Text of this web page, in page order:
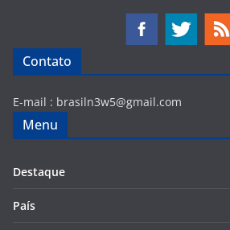
Contato
E-mail : brasiln3w5@gmail.com
Menu
Destaque
País